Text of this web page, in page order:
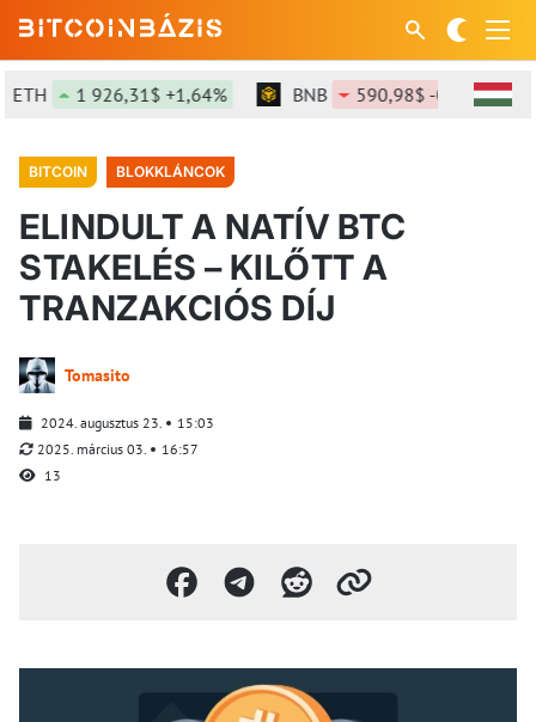
1 926,31$ +1,64% BNB 590,98$ -0,11%
BITCOIN BLOKKLÁNCOK
ELINDULT A NATÍV BTC
STAKELÉS – KILŐTT A
TRANZAKCIÓS DÍJ
Tomasito
2024. augusztus 23.
15:03
2025. március 03.
16:57
13